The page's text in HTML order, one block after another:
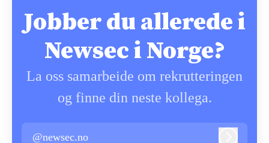
Jobber du allerede i
Newsec i Norge?
La oss samarbeide om rekrutteringen
og finne din neste kollega.
@newsec.no